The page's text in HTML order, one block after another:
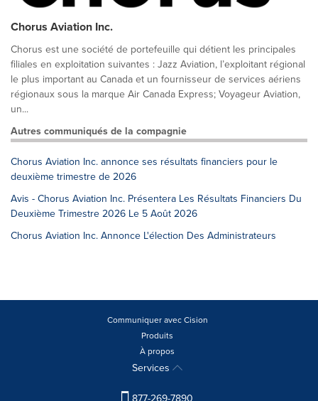
Chorus Aviation Inc.
Chorus est une société de portefeuille qui détient les principales
filiales en exploitation suivantes : Jazz Aviation, l’exploitant régional
le plus important au Canada et un fournisseur de services aériens
régionaux sous la marque Air Canada Express; Voyageur Aviation,
un...
Autres communiqués de la compagnie
Chorus Aviation Inc. annonce ses résultats financiers pour le
deuxième trimestre de 2026
Avis - Chorus Aviation Inc. Présentera Les Résultats Financiers Du
Deuxième Trimestre 2026 Le 5 Août 2026
Chorus Aviation Inc. Annonce L'élection Des Administrateurs
Communiquer avec Cision
Produits
À propos
Services